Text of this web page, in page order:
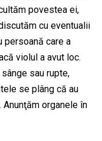
povestea ei,
cu eventualii
persoană care a
violul a avut loc.
sau rupte,
se plâng că au
organele în